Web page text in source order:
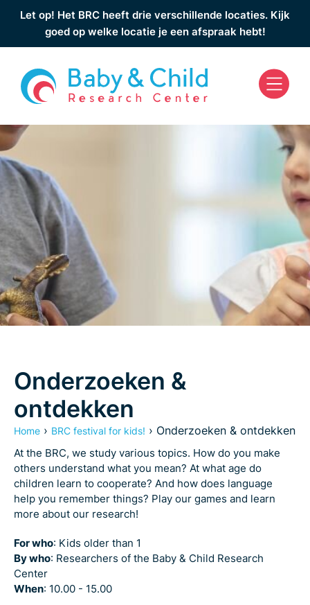
Let op! Het BRC heeft drie verschillende locaties. Kijk
goed op welke locatie je een afspraak hebt!
Onderzoeken &
ontdekken
Home › BRC festival for kids! › Onderzoeken & ontdekken
At the BRC, we study various topics. How do you make
others understand what you mean? At what age do
children learn to cooperate? And how does language
help you remember things? Play our games and learn
more about our research!
For who: Kids older than 1
By who: Researchers of the Baby & Child Research
Center
When: 10.00 - 15.00